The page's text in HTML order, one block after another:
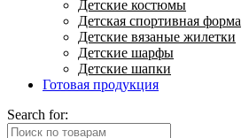
Детские костюмы
Детская спортивная форма
Детские вязаные жилетки
Детские шарфы
Детские шапки
Готовая продукция
Search for: